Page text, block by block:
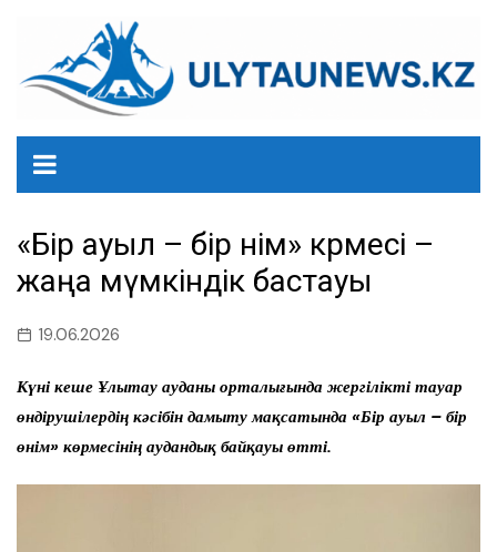
содержанию
«Бір ауыл – бір өнім» көрмесі –
жаңа мүмкіндік бастауы
19.06.2026
Күні кеше Ұлытау ауданы орталығында жергілікті тауар
өндірушілердің кәсібін дамыту мақсатында «Бір ауыл – бір
өнім» көрмесінің аудандық байқауы өтті.